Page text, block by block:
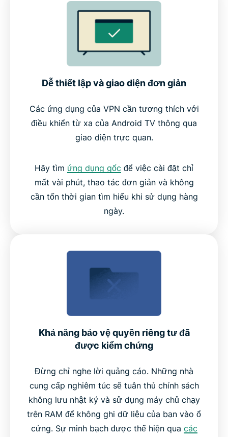
Dễ thiết lập và giao diện đơn giản
Các ứng dụng của VPN cần tương thích với
điều khiển từ xa của Android TV thông qua
giao diện trực quan.
Hãy tìm ứng dụng gốc để việc cài đặt chỉ
mất vài phút, thao tác đơn giản và không
cần tốn thời gian tìm hiểu khi sử dụng hàng
ngày.
Khả năng bảo vệ quyền riêng tư đã
được kiểm chứng
Đừng chỉ nghe lời quảng cáo. Những nhà
cung cấp nghiêm túc sẽ tuân thủ chính sách
không lưu nhật ký và sử dụng máy chủ chạy
trên RAM để không ghi dữ liệu của bạn vào ổ
cứng. Sự minh bạch được thể hiện qua các